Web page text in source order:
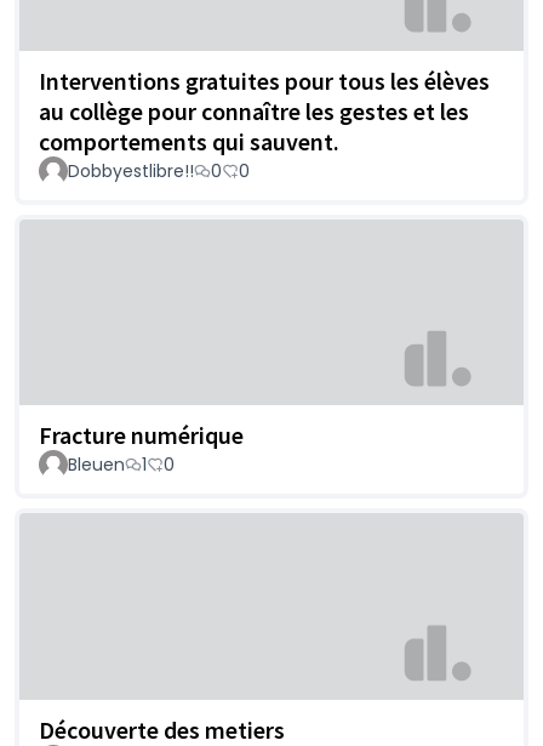
Interventions gratuites pour tous les élèves
au collège pour connaître les gestes et les
comportements qui sauvent.
Dobbyestlibre!! 0 0
Fracture numérique
Bleuen 1 0
Découverte des metiers